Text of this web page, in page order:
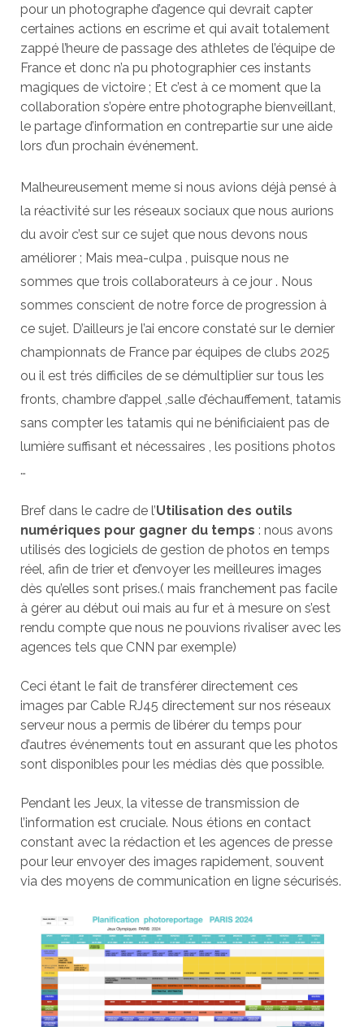
pour un photographe d’agence qui devrait capter
certaines actions en escrime et qui avait totalement
zappé l’heure de passage des athletes de l’équipe de
France et donc n’a pu photographier ces instants
magiques de victoire ; Et c’est à ce moment que la
collaboration s’opère entre photographe bienveillant,
le partage d’information en contrepartie sur une aide
lors d’un prochain événement.
Malheureusement meme si nous avions déjà pensé à
la réactivité sur les réseaux sociaux que nous aurions
du avoir c’est sur ce sujet que nous devons nous
améliorer ; Mais mea-culpa , puisque nous ne
sommes que trois collaborateurs à ce jour . Nous
sommes conscient de notre force de progression à
ce sujet. D’ailleurs je l’ai encore constaté sur le dernier
championnats de France par équipes de clubs 2025
ou il est trés difficiles de se démultiplier sur tous les
fronts, chambre d’appel ,salle d’échauffement, tatamis
sans compter les tatamis qui ne bénificiaient pas de
lumière suffisant et nécessaires , les positions photos
…
Bref dans le cadre de l’Utilisation des outils
numériques pour gagner du temps : nous avons
utilisés des logiciels de gestion de photos en temps
réel, afin de trier et d’envoyer les meilleures images
dès qu’elles sont prises.( mais franchement pas facile
à gérer au début oui mais au fur et à mesure on s’est
rendu compte que nous ne pouvions rivaliser avec les
agences tels que CNN par exemple)
Ceci étant le fait de transférer directement ces
images par Cable RJ45 directement sur nos réseaux
serveur nous a permis de libérer du temps pour
d’autres événements tout en assurant que les photos
sont disponibles pour les médias dès que possible.
Pendant les Jeux, la vitesse de transmission de
l’information est cruciale. Nous étions en contact
constant avec la rédaction et les agences de presse
pour leur envoyer des images rapidement, souvent
via des moyens de communication en ligne sécurisés.